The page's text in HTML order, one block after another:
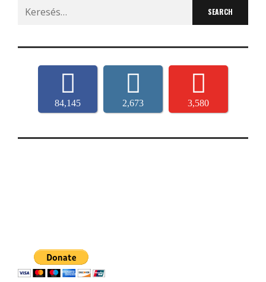
Search
for:
84,145 2,673 3,580